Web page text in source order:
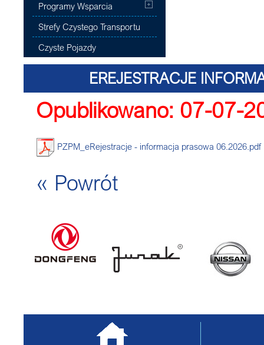
Programy Wsparcia
Strefy Czystego Transportu
Czyste Pojazdy
EREJESTRACJE
Opublikowano: 07-07-
PZPM_eRejestracje - informacja prasowa 06.2026.pdf
« Powrót